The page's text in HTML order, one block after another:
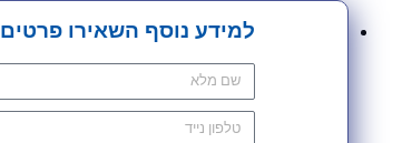
למידע נוסף השאירו פרטים